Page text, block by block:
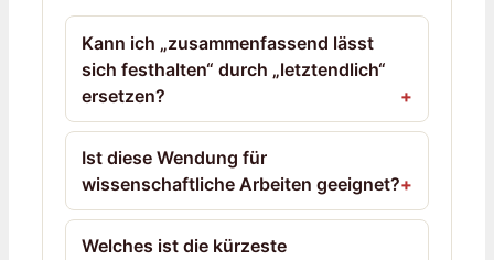
Kann ich „zusammenfassend lässt
sich festhalten“ durch „letztendlich“
ersetzen?
Ist diese Wendung für
wissenschaftliche Arbeiten geeignet?
Welches ist die kürzeste